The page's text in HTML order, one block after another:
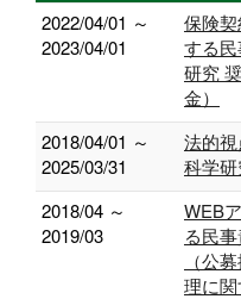
2022/04/01 ～
2023/04/01
保険
する
研究
金）
2018/04/01 ～
2025/03/31
法的
科学
2018/04 ～
2019/03
WEB
る民
（公
理に